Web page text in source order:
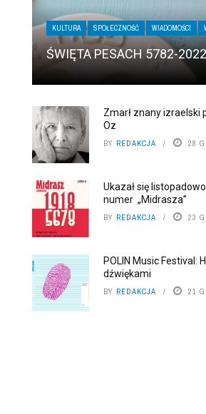
KULTURA SPOŁECZNOŚĆ WIADOMOŚCI
ŚWIĘTA PESACH 5782-2022
Zmarł znany izraelski
Oz
BY REDAKCJA 28
Ukazał się
numer „Midrasza”
BY REDAKCJA 23
POLIN Music Festival:
dźwiękami
BY REDAKCJA 21